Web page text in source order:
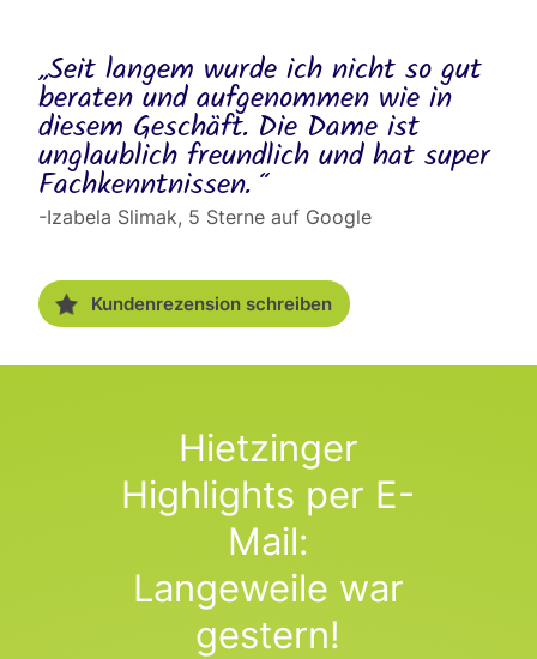
„Seit langem wurde ich nicht so gut
beraten und aufgenommen wie in
diesem Geschäft. Die Dame ist
unglaublich freundlich und hat super
Fachkenntnissen. “
-Izabela Slimak, 5 Sterne auf Google
Kundenrezension schreiben
Hietzinger
Highlights per E-
Mail:
Langeweile war
gestern!